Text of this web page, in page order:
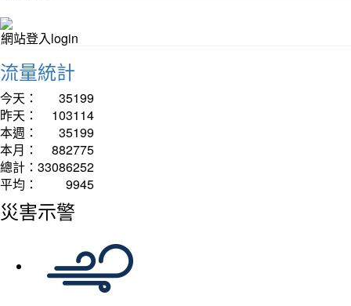
網站登入login
流量統計
今天：
35199
昨天：
103114
本週：
35199
本月：
882775
總計： 33086252
平均：
9945
災害示警